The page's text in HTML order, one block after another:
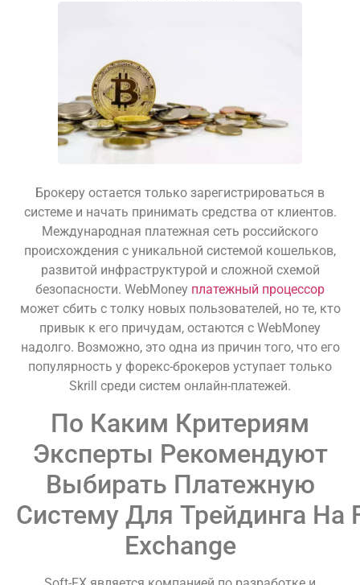
Брокеру остается только зарегистрироваться в
системе и начать принимать средства от клиентов.
Международная платежная сеть российского
происхождения с уникальной системой кошельков,
развитой инфраструктурой и сложной схемой
безопасности. WebMoney платежный процессор
может сбить с толку новых пользователей, но те, кто
привык к его причудам, остаются с WebMoney
надолго. Возможно, это одна из причин того, что его
популярность у форекс-брокеров уступает только
Skrill среди систем онлайн-платежей.
По Каким Критериям
Эксперты Рекомендуют
Выбирать Платежную
Систему Для Трейдинга На
Exchange